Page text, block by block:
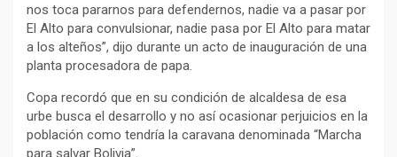
nos toca pararnos para defendernos, nadie va a pasar por
El Alto para convulsionar, nadie pasa por El Alto para matar
a los alteños”, dijo durante un acto de inauguración de una
planta procesadora de papa.
Copa recordó que en su condición de alcaldesa de esa
urbe busca el desarrollo y no así ocasionar perjuicios en la
población como tendría la caravana denominada “Marcha
para salvar Bolivia”.